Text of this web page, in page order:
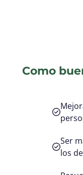
Como
Ser
los